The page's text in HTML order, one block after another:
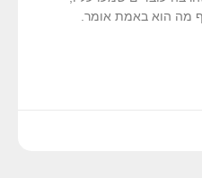
מה הוא באמת אומר.